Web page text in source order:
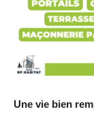
Une vie bien